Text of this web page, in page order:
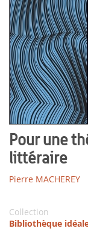
Pour une
littéraire
Pierre MACHEREY
Collection
Bibliothèque